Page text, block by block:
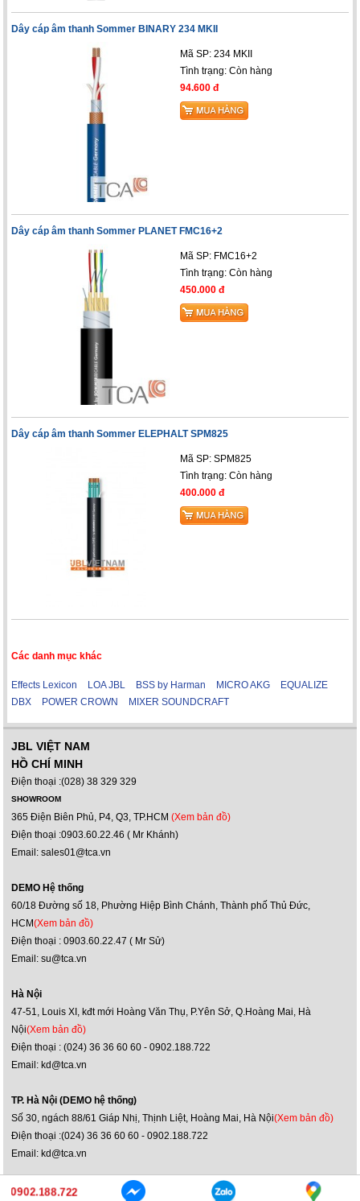
Dây cáp âm thanh Sommer BINARY 234 MKII
Mã SP: 234 MKII
Tình trạng: Còn hàng
94.600 đ
Dây cáp âm thanh Sommer PLANET FMC16+2
Mã SP: FMC16+2
Tình trạng: Còn hàng
450.000 đ
Dây cáp âm thanh Sommer ELEPHALT SPM825
Mã SP: SPM825
Tình trạng: Còn hàng
400.000 đ
Các danh mục khác
Effects Lexicon LOA JBL BSS by Harman MICRO AKG
EQUALIZE
DBX
POWER CROWN MIXER SOUNDCRAFT
JBL VIỆT NAM
HỒ CHÍ MINH
Điện thoại :(028) 38 329 329
SHOWROOM
365 Điện Biên Phủ, P4, Q3, TP.HCM(Xem bản đồ)
Điện thoại :0903.60.22.46 ( Mr Khánh)
Email: sales01@tca.vn
DEMO Hệ thống
60/18 Đường số 18, Phường Hiệp Bình Chánh, Thành phố Thủ Đức,
HCM(Xem bản đồ)
Điện thoại : 0903.60.22.47 ( Mr Sử)
Email: su@tca.vn
Hà Nội
47-51, Louis XI, kđt mới Hoàng Văn Thụ, P.Yên Sở, Q.Hoàng Mai, Hà
Nội(Xem bản đồ)
Điện thoại : (024) 36 36 60 60 - 0902.188.722
Email: kd@tca.vn
TP. Hà Nội (DEMO hệ thống)
Số 30, ngách 88/61 Giáp Nhị, Thịnh Liệt, Hoàng Mai, Hà Nội(Xem bản đồ)
Điện thoại :(024) 36 36 60 60 - 0902.188.722
Email: kd@tca.vn
Bản quyền ©2014 JBL Việt Nam
0902.188.722